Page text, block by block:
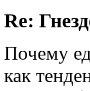
Re:
Почему
как